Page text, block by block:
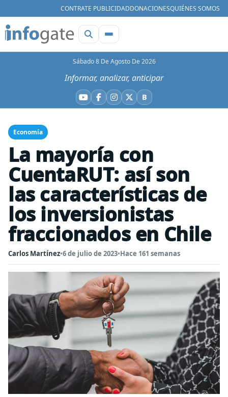
CONTRATE PUBLICIDADDONACIONESQUIÉNES SOMOS
Sábado 8 De Agosto De 2026
Informar, analizar, anticipar
YouTube
Facebook
Instagram
X BBluesky
Economía
La mayoría con
CuentaRUT: así son
las características de
los inversionistas
fraccionados en Chile
Carlos Martínez•6 de julio de 2023•Hace 161 semanas